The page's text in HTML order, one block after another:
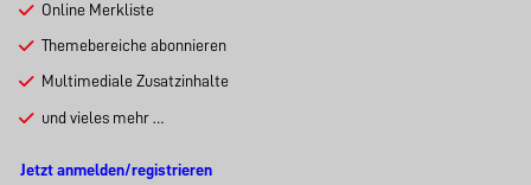
Online Merkliste
Themebereiche abonnieren
Multimediale Zusatzinhalte
und vieles mehr …
Jetzt anmelden/registrieren